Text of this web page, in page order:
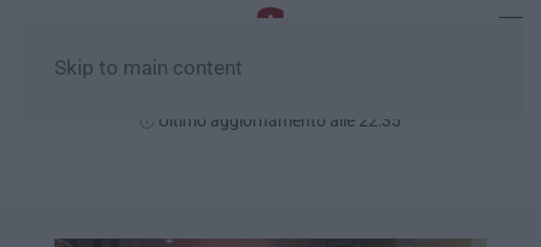
Skip to main content
Ultimo aggiornamento alle 22:35